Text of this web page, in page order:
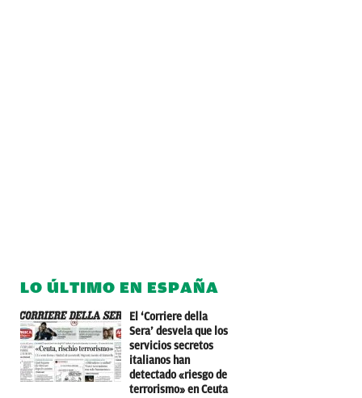
LO ÚLTIMO EN ESPAÑA
El ‘Corriere della
Sera’ desvela que los
servicios secretos
italianos han
detectado «riesgo de
terrorismo» en Ceuta